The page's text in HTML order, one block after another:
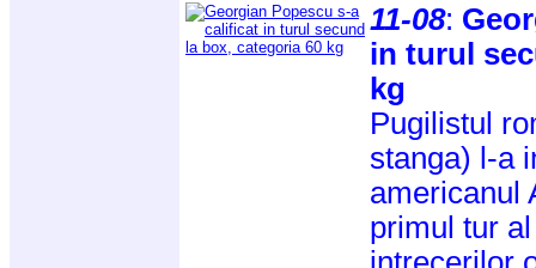
11-08:
in turul
kg
Pugilistul
stanga) l-a
americanul
primul tur